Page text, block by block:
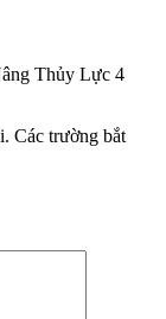
Thủy Lực 4
Các trường bắt